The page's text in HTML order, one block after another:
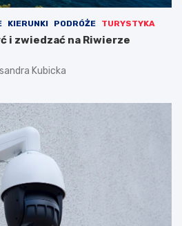
KIERUNKI PODRÓŻE TURYSTYKA
i zwiedzać na Riwierze
Kubicka